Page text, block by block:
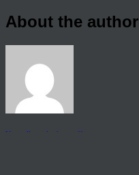
About the author
View all articles by rauffri